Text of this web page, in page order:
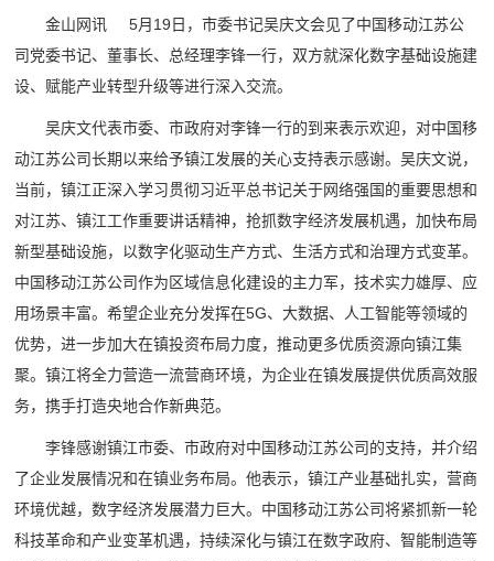
金山网讯 5月19日，市委书记吴庆文会见了中国移动江苏公
司党委书记、董事长、总经理李锋一行，双方就深化数字基础设施建
设、赋能产业转型升级等进行深入交流。
吴庆文代表市委、市政府对李锋一行的到来表示欢迎，对中国移
动江苏公司长期以来给予镇江发展的关心支持表示感谢。吴庆文说，
当前，镇江正深入学习贯彻习近平总书记关于网络强国的重要思想和
对江苏、镇江工作重要讲话精神，抢抓数字经济发展机遇，加快布局
新型基础设施，以数字化驱动生产方式、生活方式和治理方式变革。
中国移动江苏公司作为区域信息化建设的主力军，技术实力雄厚、应
用场景丰富。希望企业充分发挥在5G、大数据、人工智能等领域的
优势，进一步加大在镇投资布局力度，推动更多优质资源向镇江集
聚。镇江将全力营造一流营商环境，为企业在镇发展提供优质高效服
务，携手打造央地合作新典范。
李锋感谢镇江市委、市政府对中国移动江苏公司的支持，并介绍
了企业发展情况和在镇业务布局。他表示，镇江产业基础扎实，营商
环境优越，数字经济发展潜力巨大。中国移动江苏公司将紧抓新一轮
科技革命和产业变革机遇，持续深化与镇江在数字政府、智能制造等